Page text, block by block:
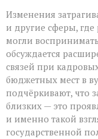
Изменения
и другие сферы,
могли
обсуждается
связей при
бюджетных мест в
подчёркивают, что
близких — это
и именно такой
государственной